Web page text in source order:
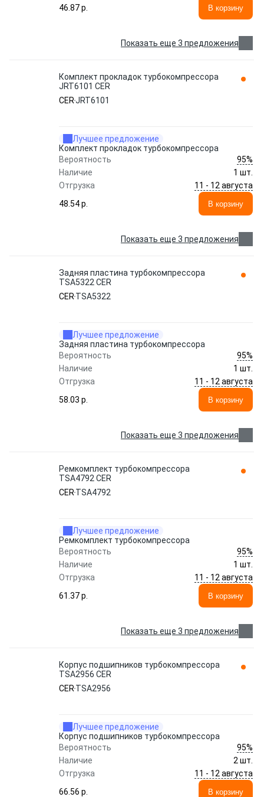
46.87 p.
В корзину
Показать еще 3 предложения
Комплект прокладок турбокомпрессора
JRT6101 CER
CERJRT6101
Лучшее предложение
Комплект прокладок турбокомпрессора
Вероятность
95%
Наличие
1 шт.
Отгрузка
11 - 12 августа
48.54 p.
В корзину
Показать еще 3 предложения
Задняя пластина турбокомпрессора
TSA5322 CER
CER TSA5322
Лучшее предложение
Задняя пластина турбокомпрессора
Вероятность
95%
Наличие
1 шт.
Отгрузка
11 - 12 августа
58.03 p.
В корзину
Показать еще 3 предложения
Ремкомплект турбокомпрессора
TSA4792 CER
CER TSA4792
Лучшее предложение
Ремкомплект турбокомпрессора
Вероятность
95%
Наличие
1 шт.
Отгрузка
11 - 12 августа
61.37 p.
В корзину
Показать еще 3 предложения
Корпус подшипников турбокомпрессора
TSA2956 CER
CER TSA2956
Лучшее предложение
Корпус подшипников турбокомпрессора
Вероятность
95%
Наличие
2 шт.
Отгрузка
11 - 12 августа
66.56 p.
В корзину